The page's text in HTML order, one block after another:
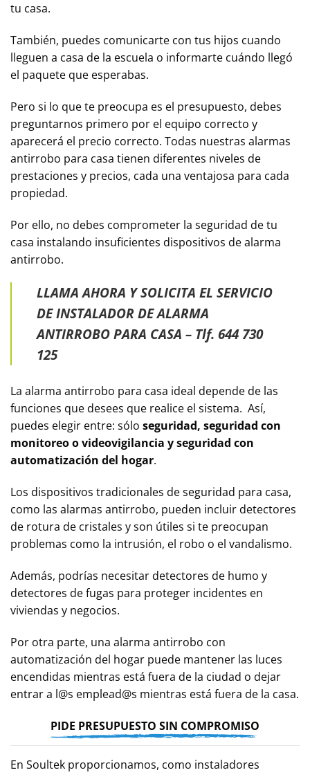
tu casa.
También, puedes comunicarte con tus hijos cuando
lleguen a casa de la escuela o informarte cuándo llegó
el paquete que esperabas.
Pero si lo que te preocupa es el presupuesto, debes
preguntarnos primero por el equipo correcto y
aparecerá el precio correcto. Todas nuestras alarmas
antirrobo para casa tienen diferentes niveles de
prestaciones y precios, cada una ventajosa para cada
propiedad.
Por ello, no debes comprometer la seguridad de tu
casa instalando insuficientes dispositivos de alarma
antirrobo.
LLAMA AHORA Y SOLICITA EL SERVICIO
DE INSTALADOR DE ALARMA
ANTIRROBO PARA CASA – Tlf. 644 730
125
La alarma antirrobo para casa ideal depende de las
funciones que desees que realice el sistema. Así,
puedes elegir entre: sólo seguridad, seguridad con
monitoreo o videovigilancia y seguridad con
automatización del hogar.
Los dispositivos tradicionales de seguridad para casa,
como las alarmas antirrobo, pueden incluir detectores
de rotura de cristales y son útiles si te preocupan
problemas como la intrusión, el robo o el vandalismo.
Además, podrías necesitar detectores de humo y
detectores de fugas para proteger incidentes en
viviendas y negocios.
Por otra parte, una alarma antirrobo con
automatización del hogar puede mantener las luces
encendidas mientras está fuera de la ciudad o dejar
entrar a l@s emplead@s mientras está fuera de la casa.
PIDE PRESUPUESTO SIN COMPROMISO
En Soultek proporcionamos, como instaladores